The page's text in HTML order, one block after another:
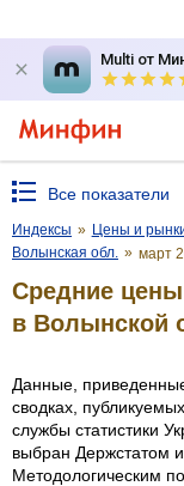
Multi от
Все показатели
Индексы » Цены и
Волынская обл. » март
Средние
в Волынской
Данные,
сводках,
службы статистики
выбран Держстатом и
Методологическим